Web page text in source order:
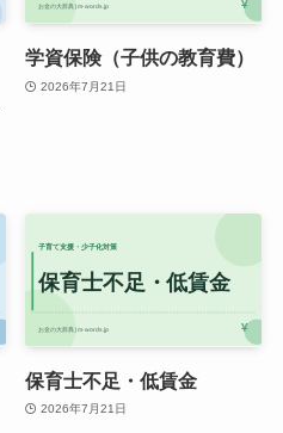
学資保険（子供の教育費）
2026年7月21日
保育士不足・低賃金
2026年7月21日